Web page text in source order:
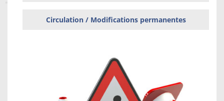
Circulation / Modifications permanentes